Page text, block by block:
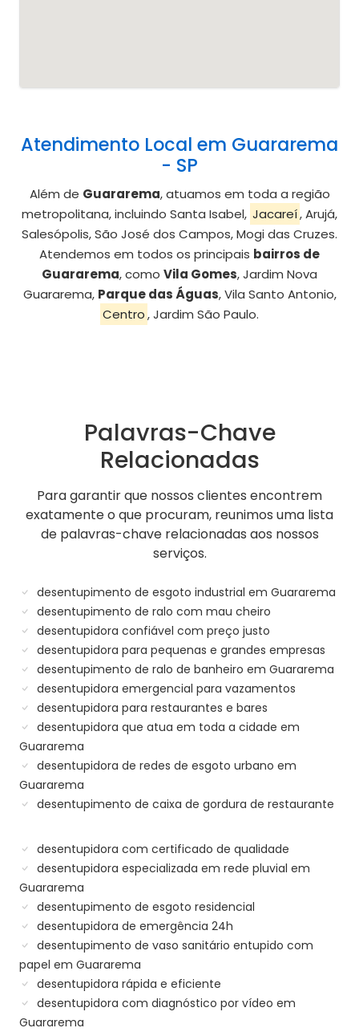
Atendimento Local em Guararema
- SP
Além de Guararema, atuamos em toda a região
metropolitana, incluindo Santa Isabel, Jacareí, Arujá,
Salesópolis, São José dos Campos, Mogi das Cruzes.
Atendemos em todos os principais bairros de
Guararema, como Vila Gomes, Jardim Nova
Guararema, Parque das Águas, Vila Santo Antonio,
Centro, Jardim São Paulo.
Palavras-Chave
Relacionadas
Para garantir que nossos clientes encontrem
exatamente o que procuram, reunimos uma lista
de palavras-chave relacionadas aos nossos
serviços.
desentupimento de esgoto industrial em Guararema
desentupimento de ralo com mau cheiro
desentupidora confiável com preço justo
desentupidora para pequenas e grandes empresas
desentupimento de ralo de banheiro em Guararema
desentupidora emergencial para vazamentos
desentupidora para restaurantes e bares
desentupidora que atua em toda a cidade em
Guararema
desentupidora de redes de esgoto urbano em
Guararema
desentupimento de caixa de gordura de restaurante
desentupidora com certificado de qualidade
desentupidora especializada em rede pluvial em
Guararema
desentupimento de esgoto residencial
desentupidora de emergência 24h
desentupimento de vaso sanitário entupido com
papel em Guararema
desentupidora rápida e eficiente
desentupidora com diagnóstico por vídeo em
Guararema